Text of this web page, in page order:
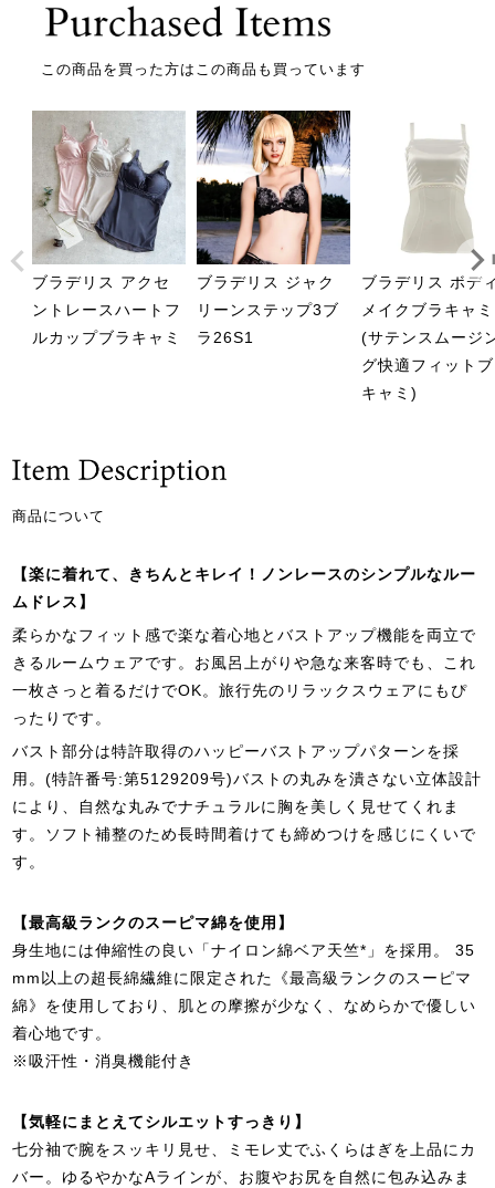
この商品を買った方はこの商品も買っています
ブラデリス アクセ
ントレースハートフ
ルカップブラキャミ
ブラデリス ジャク
リーンステップ3ブ
ラ26S1
ブラデリス ボデ
メイクブラキャミ
(サテンスムージ
グ快適フィット
キャミ)
商品について
【楽に着れて、きちんとキレイ！ノンレースのシンプルなルー
ムドレス】
柔らかなフィット感で楽な着心地とバストアップ機能を両立で
きるルームウェアです。お風呂上がりや急な来客時でも、これ
一枚さっと着るだけでOK。旅行先のリラックスウェアにもぴ
ったりです。
バスト部分は特許取得のハッピーバストアップパターンを採
用。(特許番号:第5129209号)バストの丸みを潰さない立体設計
により、自然な丸みでナチュラルに胸を美しく見せてくれま
す。ソフト補整のため長時間着けても締めつけを感じにくいで
す。
【最高級ランクのスーピマ綿を使用】
身生地には伸縮性の良い「ナイロン綿ベア天竺*」を採用。 35
mm以上の超長綿繊維に限定された《最高級ランクのスーピマ
綿》を使用しており、肌との摩擦が少なく、なめらかで優しい
着心地です。
※吸汗性・消臭機能付き
【気軽にまとえてシルエットすっきり】
七分袖で腕をスッキリ見せ、ミモレ丈でふくらはぎを上品にカ
バー。ゆるやかなAラインが、お腹やお尻を自然に包み込みま